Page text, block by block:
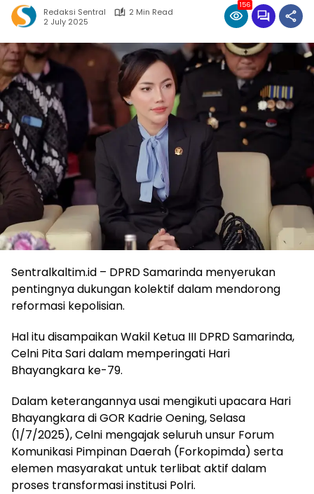
Redaksi Sentral
2 Min Read
2 July 2025
156
Sentralkaltim.id – DPRD Samarinda menyerukan
pentingnya dukungan kolektif dalam mendorong
reformasi kepolisian.
Hal itu disampaikan Wakil Ketua III DPRD Samarinda,
Celni Pita Sari dalam memperingati Hari
Bhayangkara ke-79.
Dalam keterangannya usai mengikuti upacara Hari
Bhayangkara di GOR Kadrie Oening, Selasa
(1/7/2025), Celni mengajak seluruh unsur Forum
Komunikasi Pimpinan Daerah (Forkopimda) serta
elemen masyarakat untuk terlibat aktif dalam
proses transformasi institusi Polri.